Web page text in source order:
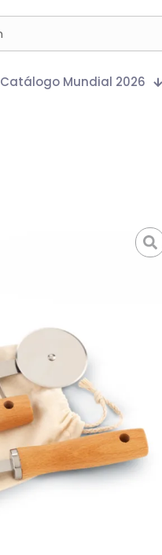
Catálogo Mundial 2026